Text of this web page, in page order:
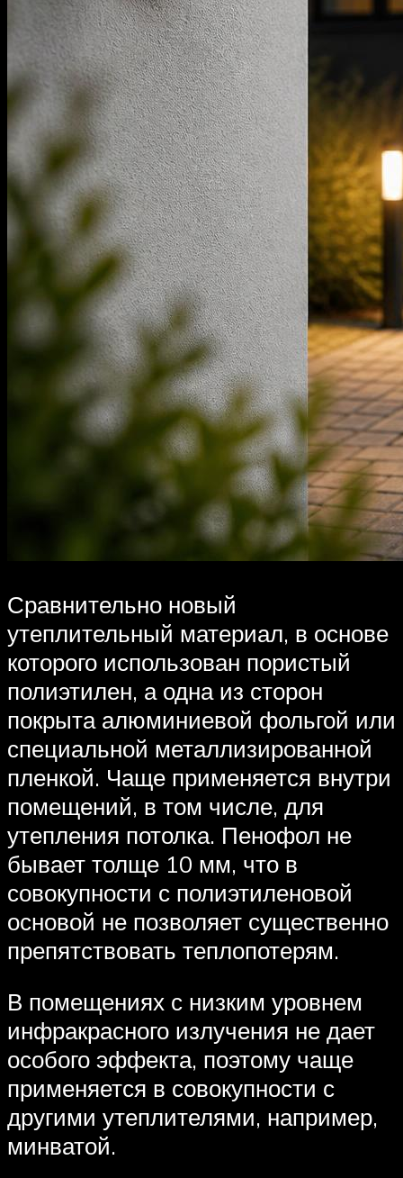
Сравнительно новый
утеплительный материал, в основе
которого использован пористый
полиэтилен, а одна из сторон
покрыта алюминиевой фольгой или
специальной металлизированной
пленкой. Чаще применяется внутри
помещений, в том числе, для
утепления потолка. Пенофол не
бывает толще 10 мм, что в
совокупности с полиэтиленовой
основой не позволяет существенно
препятствовать теплопотерям.
В помещениях с низким уровнем
инфракрасного излучения не дает
особого эффекта, поэтому чаще
применяется в совокупности с
другими утеплителями, например,
минватой.